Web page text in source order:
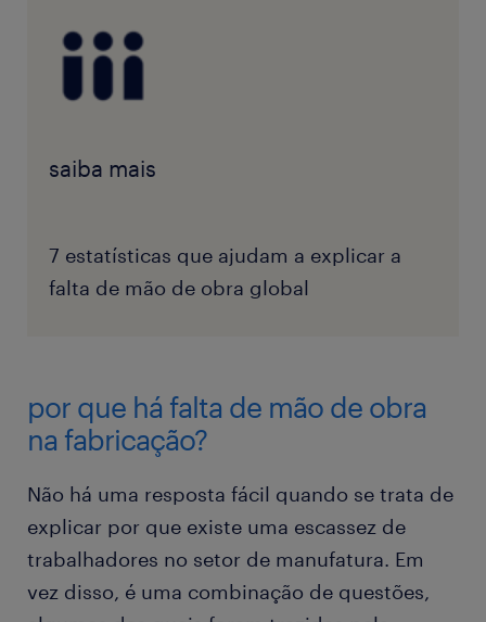
saiba mais
7 estatísticas que ajudam a explicar a
falta de mão de obra global
por que há falta de mão de obra
na fabricação?
Não há uma resposta fácil quando se trata de
explicar por que existe uma escassez de
trabalhadores no setor de manufatura. Em
vez disso, é uma combinação de questões,